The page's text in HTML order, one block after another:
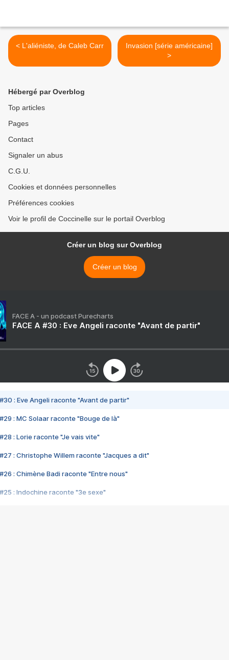
< L'aliéniste, de Caleb Carr
Invasion [série américaine]
>
Hébergé par Overblog
Top articles
Pages
Contact
Signaler un abus
C.G.U.
Cookies et données personnelles
Préférences cookies
Voir le profil de Coccinelle sur le portail Overblog
Créer un blog sur Overblog
Créer un blog
FACE A - un podcast Purecharts
FACE A #30 : Eve Angeli raconte "Avant de partir"
#30 : Eve Angeli raconte "Avant de partir"
#29 : MC Solaar raconte "Bouge de là"
#28 : Lorie raconte "Je vais vite"
#27 : Christophe Willem raconte "Jacques a dit"
#26 : Chimène Badi raconte "Entre nous"
#25 : Indochine raconte "3e sexe"